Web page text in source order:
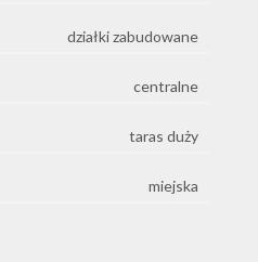
działki zabudowane
centralne
taras duży
miejska